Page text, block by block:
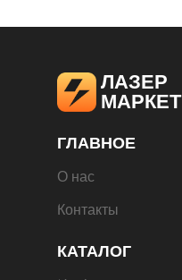
ЛАЗЕР
МАРКЕТ
КАТАЛОГ
Контакты
О нас
ГЛАВНОЕ